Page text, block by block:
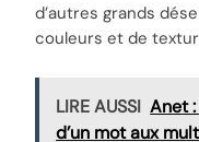
d’autres grands
couleurs et de
LIRE AUSSI Anet
d’un mot aux